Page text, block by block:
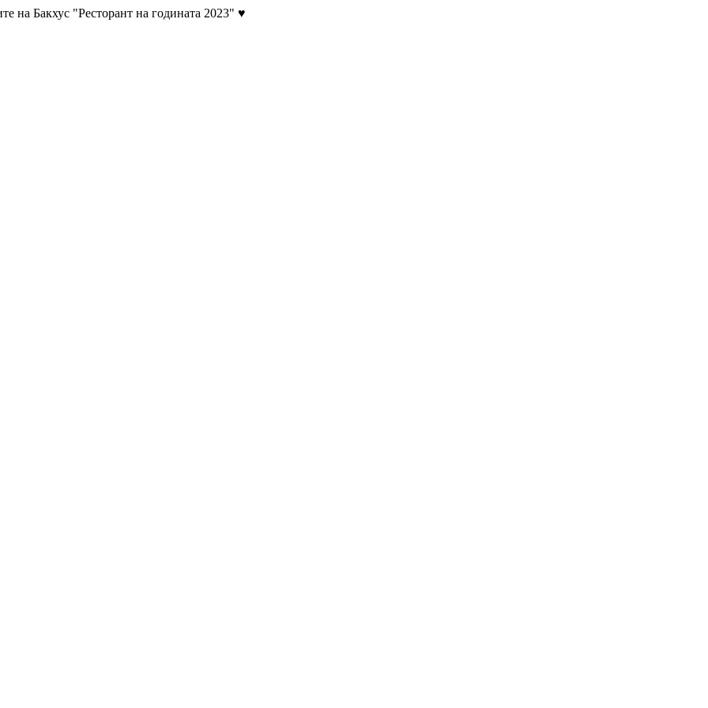
на Бакхус "Ресторант на годината 2023" ♥